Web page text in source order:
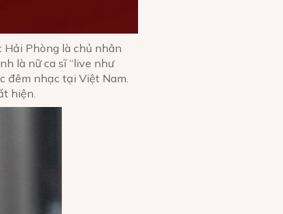
Hải Phòng là chủ nhân
là nữ ca sĩ “live như
đêm nhạc tại Việt Nam.
hiện.